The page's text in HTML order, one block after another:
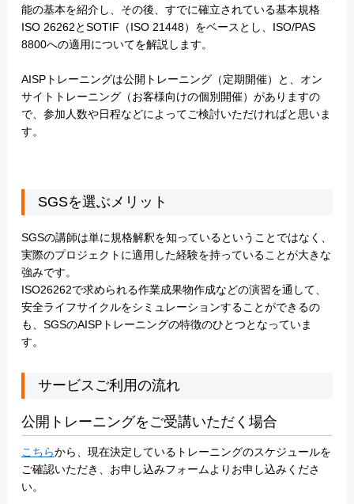
能の基本を紹介し、その後、すでに確立されている基本規格
ISO 26262とSOTIF（ISO 21448）をベースとし、ISO/PAS
8800への適用についてを解説します。
AISPトレーニングは公開トレーニング（定期開催）と、オン
サイトトレーニング（お客様向けの個別開催）がありますの
で、参加人数や日程などによってご検討いただければと思いま
す。
SGSを選ぶメリット
SGSの講師は単に規格解釈を知っているということではなく、
実際のプロジェクトに適用した経験を持っていることが大きな
強みです。
ISO26262で求められる作業成果物作成などの演習を通して、
安全ライフサイクルをシミュレーションすることができるの
も、SGSのAISPトレーニングの特徴のひとつとなっていま
す。
サービスご利用の流れ
公開トレーニングをご受講いただく場合
こちらから、現在決定しているトレーニングのスケジュールを
ご確認いただき、お申し込みフォームよりお申し込みくださ
い。